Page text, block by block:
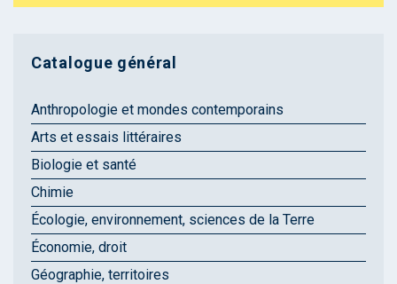
Catalogue général
Anthropologie et mondes contemporains
Arts et essais littéraires
Biologie et santé
Chimie
Écologie, environnement, sciences de la Terre
Économie, droit
Géographie, territoires